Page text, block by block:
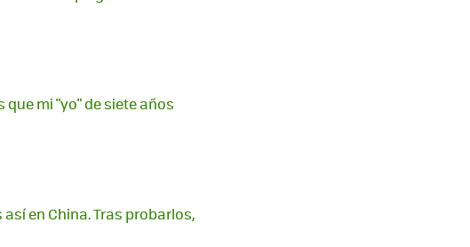
que mi "yo" de siete años
en China. Tras probarlos,